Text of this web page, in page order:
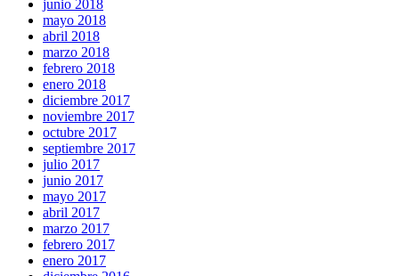
junio 2018
mayo 2018
abril 2018
marzo 2018
febrero 2018
enero 2018
diciembre 2017
noviembre 2017
octubre 2017
septiembre 2017
julio 2017
junio 2017
mayo 2017
abril 2017
marzo 2017
febrero 2017
enero 2017